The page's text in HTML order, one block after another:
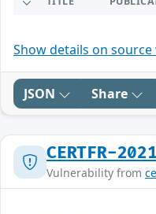
Show details on
JSON Share
CERTFR-
Vulnerability from